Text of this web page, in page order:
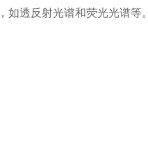
透反射光谱和荧光光谱等。